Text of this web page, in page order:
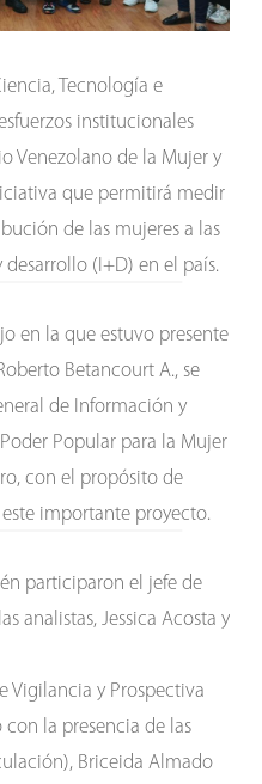
Tecnología e
institucionales
Venezolano de la Mujer y
que permitirá medir
de las mujeres a las
(I+D) en el país.
en la que estuvo presente
Betancourt A., se
de Información y
Popular para la Mujer
con el propósito de
importante proyecto.
participaron el jefe de
analistas, Jessica Acosta y
Vigilancia y Prospectiva
con la presencia de las
Briceida Almado